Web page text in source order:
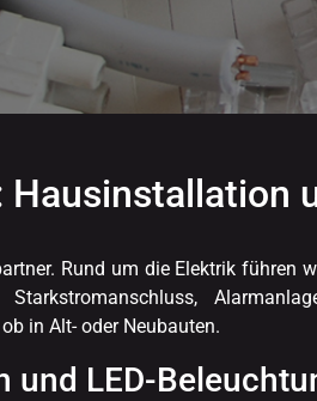
Hausinstallation
Rund um die Elektrik führen
in Alt- oder Neubauten.
LED-